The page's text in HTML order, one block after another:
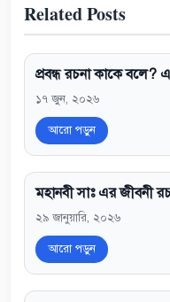
Related Posts
প্রবন্ধ রচনা কাকে
১৭ জুন, ২০২৬
আরো পড়ুন
মহানবী সাঃ এর জীবনী
২৯ জানুয়ারি, ২০২৬
আরো পড়ুন